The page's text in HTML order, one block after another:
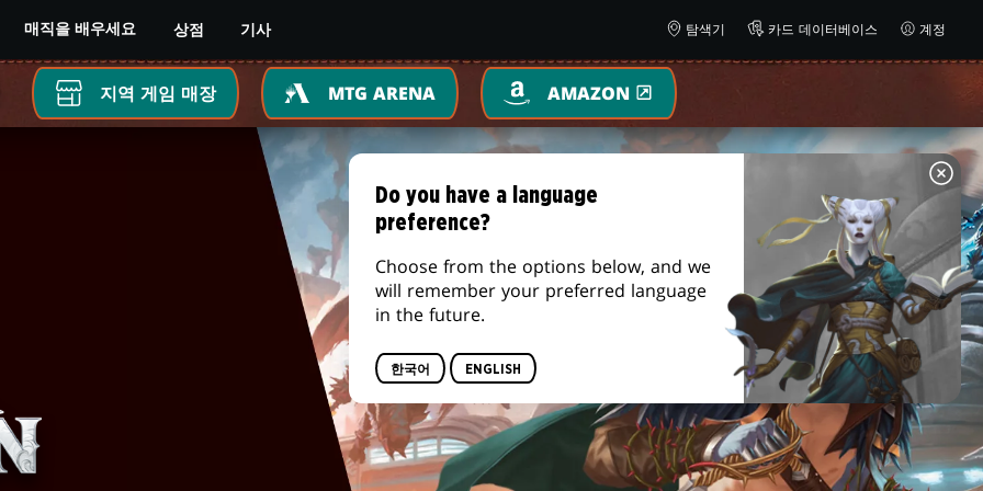
매직을 배우세요 상점 기사 탐색기 카드 데이터베이스 계정
지역 게임 매장 MTG ARENA AMAZON
Do you have a language
preference?
Choose from the options below, and we
will remember your preferred language
in the future.
한국어 ENGLISH